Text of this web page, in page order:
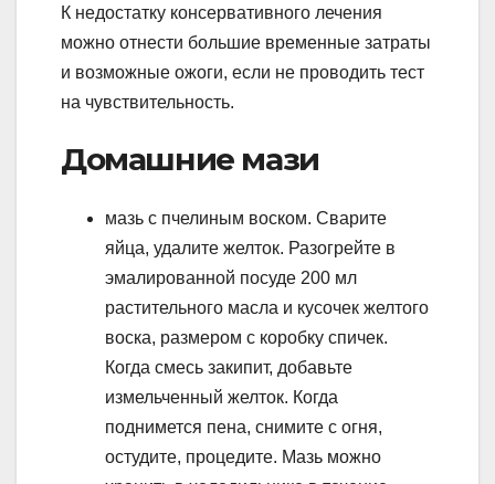
К недостатку консервативного лечения
можно отнести большие временные затраты
и возможные ожоги, если не проводить тест
на чувствительность.
Домашние мази
мазь с пчелиным воском. Сварите
яйца, удалите желток. Разогрейте в
эмалированной посуде 200 мл
растительного масла и кусочек желтого
воска, размером с коробку спичек.
Когда смесь закипит, добавьте
измельченный желток. Когда
поднимется пена, снимите с огня,
остудите, процедите. Мазь можно